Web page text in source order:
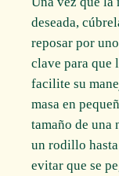
deseada,
reposar por
clave para que
facilite su
masa en
tamaño de una
un rodillo
evitar que se